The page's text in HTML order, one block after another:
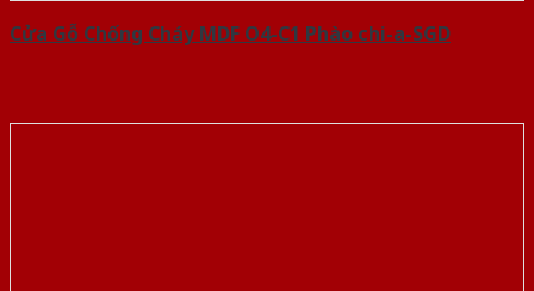
Cửa Gỗ Chống Cháy MDF O4-C1 Phào chi-a-SGD